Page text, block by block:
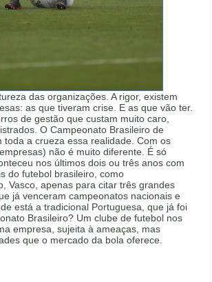
das organizações. A rigor, existem
as que tiveram crise. E as que vão ter.
de gestão que custam muito caro,
O Campeonato Brasileiro de
toda a crueza essa realidade. Com os
não é muito diferente. É só
nos últimos dois ou três anos com
do futebol brasileiro, como
Vasco, apenas para citar três grandes
já venceram campeonatos nacionais e
está a tradicional Portuguesa, que já foi
Brasileiro? Um clube de futebol nos
empresa, sujeita à ameaças, mas
que o mercado da bola oferece.